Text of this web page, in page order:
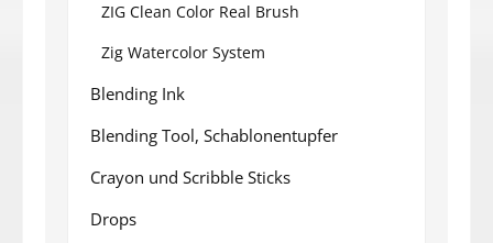
ZIG Clean Color Real Brush
Zig Watercolor System
Blending Ink
Blending Tool, Schablonentupfer
Crayon und Scribble Sticks
Drops